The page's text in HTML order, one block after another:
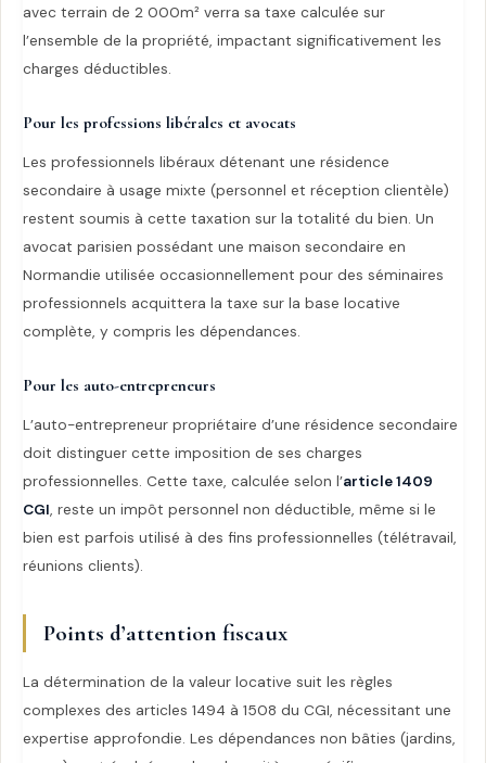
avec terrain de 2 000m² verra sa taxe calculée sur
l’ensemble de la propriété, impactant significativement les
charges déductibles.
Pour les professions libérales et avocats
Les professionnels libéraux détenant une résidence
secondaire à usage mixte (personnel et réception clientèle)
restent soumis à cette taxation sur la totalité du bien. Un
avocat parisien possédant une maison secondaire en
Normandie utilisée occasionnellement pour des séminaires
professionnels acquittera la taxe sur la base locative
complète, y compris les dépendances.
Pour les auto-entrepreneurs
L’auto-entrepreneur propriétaire d’une résidence secondaire
doit distinguer cette imposition de ses charges
professionnelles. Cette taxe, calculée selon l’article 1409
CGI, reste un impôt personnel non déductible, même si le
bien est parfois utilisé à des fins professionnelles (télétravail,
réunions clients).
Points d’attention fiscaux
La détermination de la valeur locative suit les règles
complexes des articles 1494 à 1508 du CGI, nécessitant une
expertise approfondie. Les dépendances non bâties (jardins,